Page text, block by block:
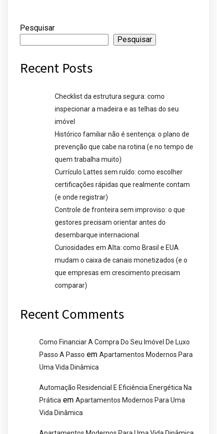
Pesquisar
Pesquisar
Recent Posts
Checklist da estrutura segura: como
inspecionar a madeira e as telhas do seu
imóvel
Histórico familiar não é sentença: o plano de
prevenção que cabe na rotina (e no tempo de
quem trabalha muito)
Currículo Lattes sem ruído: como escolher
certificações rápidas que realmente contam
(e onde registrar)
Controle de fronteira sem improviso: o que
gestores precisam orientar antes do
desembarque internacional
Curiosidades em Alta: como Brasil e EUA
mudam o caixa de canais monetizados (e o
que empresas em crescimento precisam
comparar)
Recent Comments
Como Financiar A Compra Do Seu Imóvel De Luxo
Passo A Passo em Apartamentos Modernos Para
Uma Vida Dinâmica
Automação Residencial E Eficiência Energética Na
Prática em Apartamentos Modernos Para Uma
Vida Dinâmica